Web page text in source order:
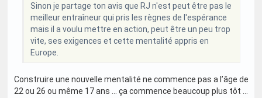
Sinon je partage ton avis que RJ n'est peut être pas le
meilleur entraîneur qui pris les règnes de l'espérance
mais il a voulu mettre en action, peut être un peu trop
vite, ses exigences et cette mentalité appris en
Europe.
Construire une nouvelle mentalité ne commence pas a l’âge de
22 ou 26 ou même 17 ans … ça commence beaucoup plus tôt …